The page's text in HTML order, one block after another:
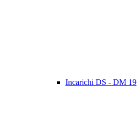
Incarichi DS - DM 19